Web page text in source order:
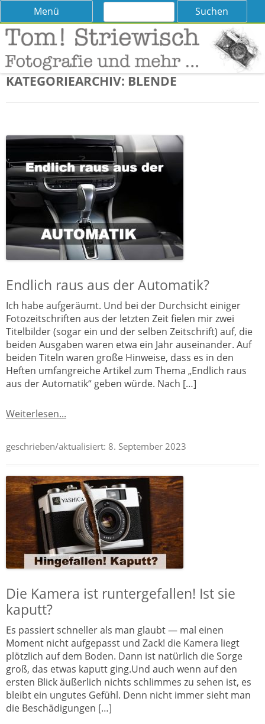
Tom! Striewisch – Fotografieren
lernen
Tipps und Tricks und Meinungen zur Fotografie
Menü
Skip
content
Suchen
KATEGORIEARCHIV: BLENDE
Endlich raus aus der Automatik?
Ich habe aufgeräumt. Und bei der Durchsicht einiger
Fotozeitschriften aus der letzten Zeit fielen mir zwei
Titelbilder (sogar ein und der selben Zeitschrift) auf, die
beiden Ausgaben waren etwa ein Jahr auseinander. Auf
beiden Titeln waren große Hinweise, dass es in den
Heften umfangreiche Artikel zum Thema „Endlich raus
aus der Automatik“ geben würde. Nach […]
Weiterlesen...
geschrieben/aktualisiert: 8. September 2023
Die Kamera ist runtergefallen! Ist sie
kaputt?
Es passiert schneller als man glaubt — mal einen
Moment nicht aufgepasst und Zack! die Kamera liegt
plötzlich auf dem Boden. Dann ist natürlich die Sorge
groß, das etwas kaputt ging.Und auch wenn auf den
ersten Blick äußerlich nichts schlimmes zu sehen ist, es
bleibt ein ungutes Gefühl. Denn nicht immer sieht man
die Beschädigungen […]